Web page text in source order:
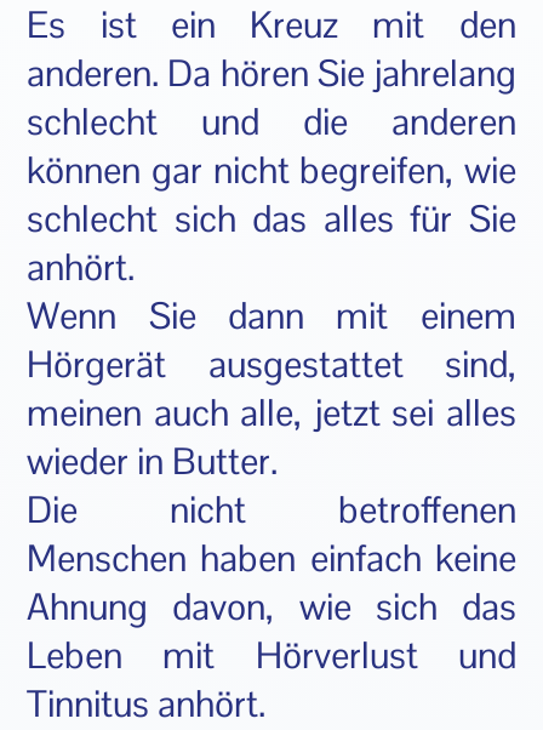
Es ist ein Kreuz mit den
anderen. Da hören Sie jahrelang
schlecht und die anderen
können gar nicht begreifen, wie
schlecht sich das alles für Sie
anhört.
Wenn Sie dann mit einem
Hörgerät ausgestattet sind,
meinen auch alle, jetzt sei alles
wieder in Butter.
Die nicht betroffenen
Menschen haben einfach keine
Ahnung davon, wie sich das
Leben mit Hörverlust und
Tinnitus anhört.